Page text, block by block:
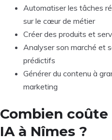
Automatiser les tâches
sur le cœur de métier
Créer des produits et
Analyser son marché et
prédictifs
Générer du contenu à
marketing
Combien
IA à Nîmes ?